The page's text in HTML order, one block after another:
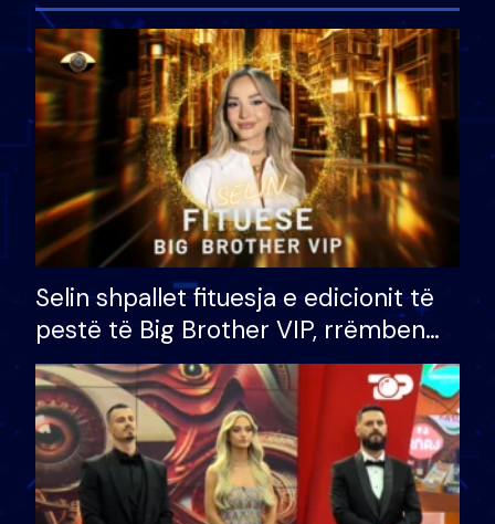
Selin shpallet fituesja e edicionit të
pestë të Big Brother VIP, rrëmben
çmimin e madh prej 100 mijë eurosh